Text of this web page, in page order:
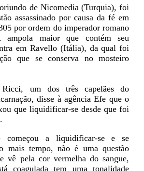
de Nicomedia (Turquia), foi
assassinado por causa da fé em
por ordem do imperador romano
ampola maior que contém seu
em Ravello (Itália), da qual foi
que se conserva no mosteiro
um dos três capelães do
disse à agência Efe que o
que liquidificar-se desde que foi
começou a liquidificar-se e se
mais tempo, não é uma questão
vê pela cor vermelha do sangue,
coagulada tem uma tonalidade